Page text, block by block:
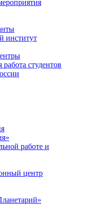
институт
работа студентов
работе и
центр